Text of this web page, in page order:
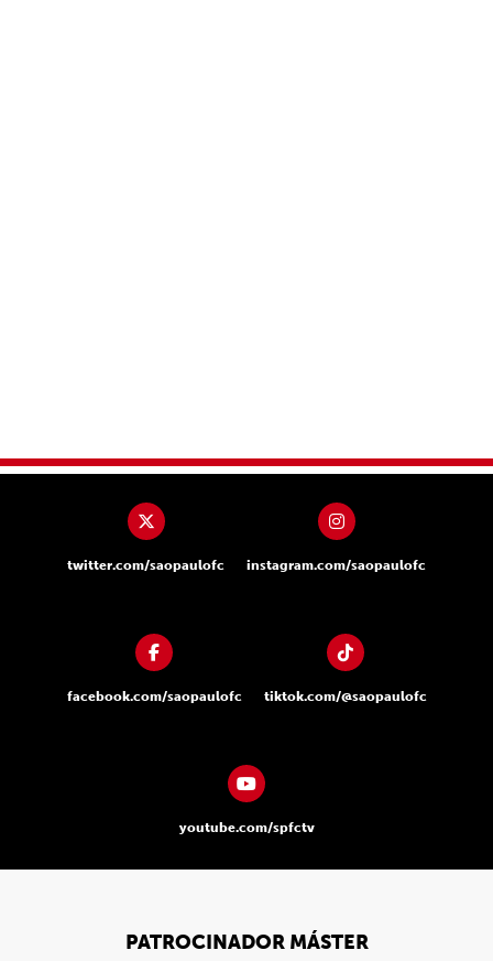
twitter.com/saopaulofc instagram.com/saopaulofc
facebook.com/saopaulofc tiktok.com/@saopaulofc
youtube.com/spfctv
PATROCINADOR MÁSTER